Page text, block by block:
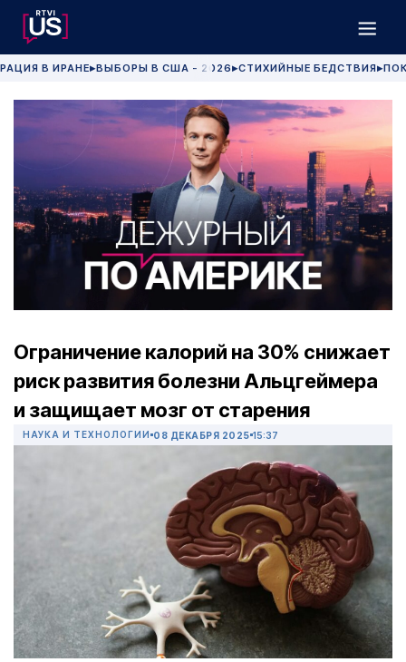
В ИРАНЕ▶ВЫБОРЫ В США - 2026 ▶СТИХИЙНЫЕ БЕДСТВИЯ▶
Ограничение калорий на 30% снижает
риск развития болезни Альцгеймера
и защищает мозг от старения
НАУКА И ТЕХНОЛОГИИ 08 ДЕКАБРЯ 2025 15:37